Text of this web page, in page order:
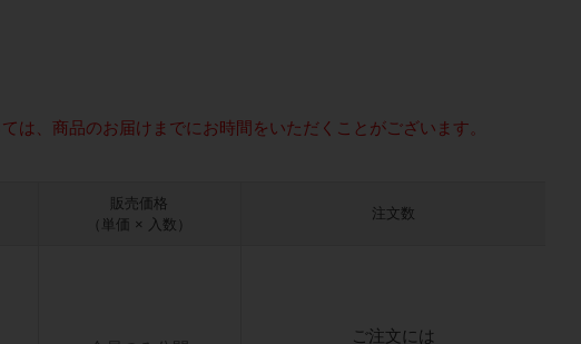
は、商品のお届けまでにお時間をいただくことがございます。
販売価格
（単価 × 入数）
注文数
ご注文には